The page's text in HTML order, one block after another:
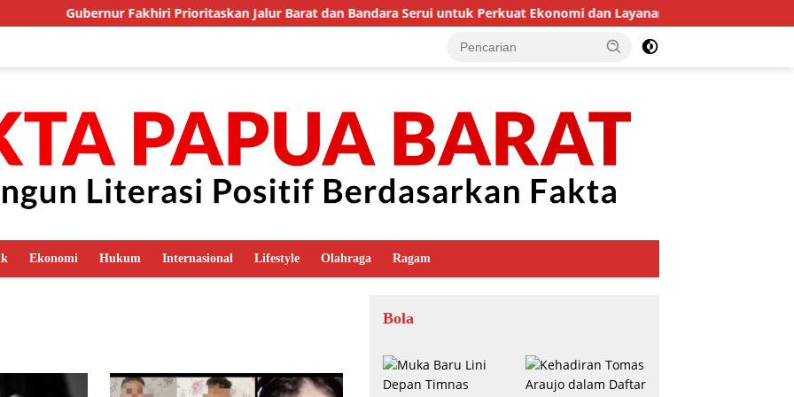
Gubernur Fakhiri Prioritaskan Jalur Barat dan Bandara Serui untuk Perkuat Ekonomi dan Layanan Kesehatan
Ekonomi Hukum Internasional Lifestyle Olahraga Ragam
Bola